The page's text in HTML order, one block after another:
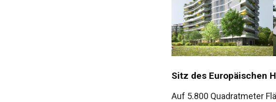
Sitz des Europäischen
Auf 5.800 Quadratmeter